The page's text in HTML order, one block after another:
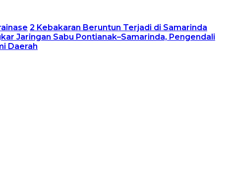
2 Kebakaran Beruntun Terjadi di Samarinda
Jaringan Sabu Pontianak–Samarinda, Pengendali
Daerah